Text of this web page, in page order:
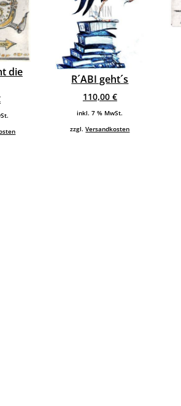
die
R´ABI geht´s
110,00 €
inkl. 7 % MwSt.
zzgl.Versandkosten